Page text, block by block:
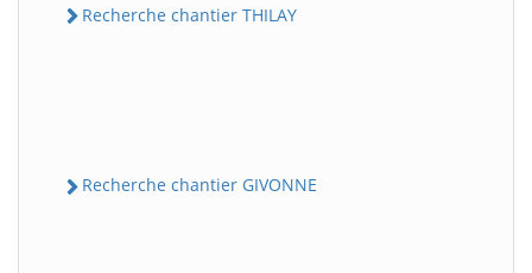
Recherche chantier THILAY
Recherche chantier GIVONNE